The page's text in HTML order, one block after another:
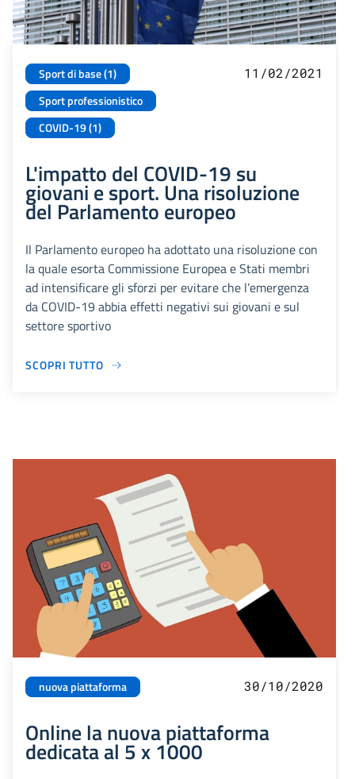
Sport di base (1)
Sport professionistico
COVID-19 (1)
11/02/2021
L'impatto del COVID-19 su
giovani e sport. Una risoluzione
del Parlamento europeo
Il Parlamento europeo ha adottato una risoluzione con
la quale esorta Commissione Europea e Stati membri
ad intensificare gli sforzi per evitare che l’emergenza
da COVID-19 abbia effetti negativi sui giovani e sul
settore sportivo
SCOPRI TUTTO
nuova piattaforma 30/10/2020
Online la nuova piattaforma
dedicata al 5 x 1000